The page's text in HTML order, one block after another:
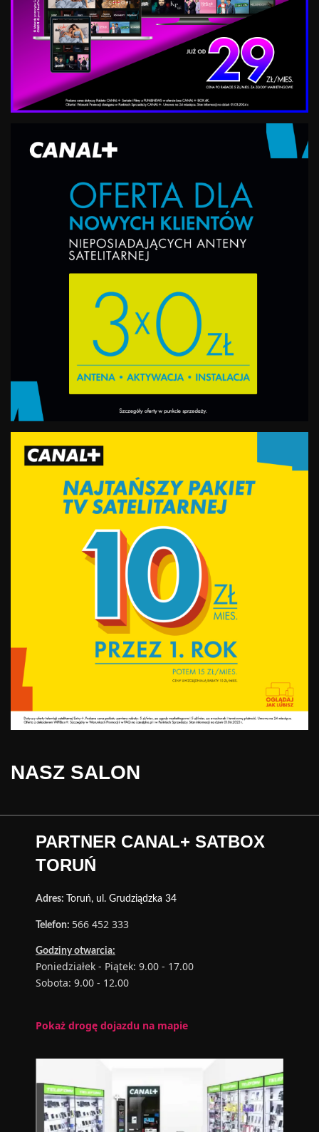
NASZ SALON
PARTNER CANAL+ SATBOX
TORUŃ
Adres: Toruń, ul. Grudziądzka 34
Telefon: 566 452 333
Godziny otwarcia:
Poniedziałek - Piątek: 9.00 - 17.00
Sobota: 9.00 - 12.00
Pokaż drogę dojazdu na mapie